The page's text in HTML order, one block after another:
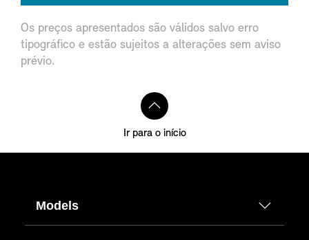
Os preços apresentados são válidos salvo erro
tipográfico e estão sujeitos a alterações sem aviso
prévio.
Ir para o início
Models